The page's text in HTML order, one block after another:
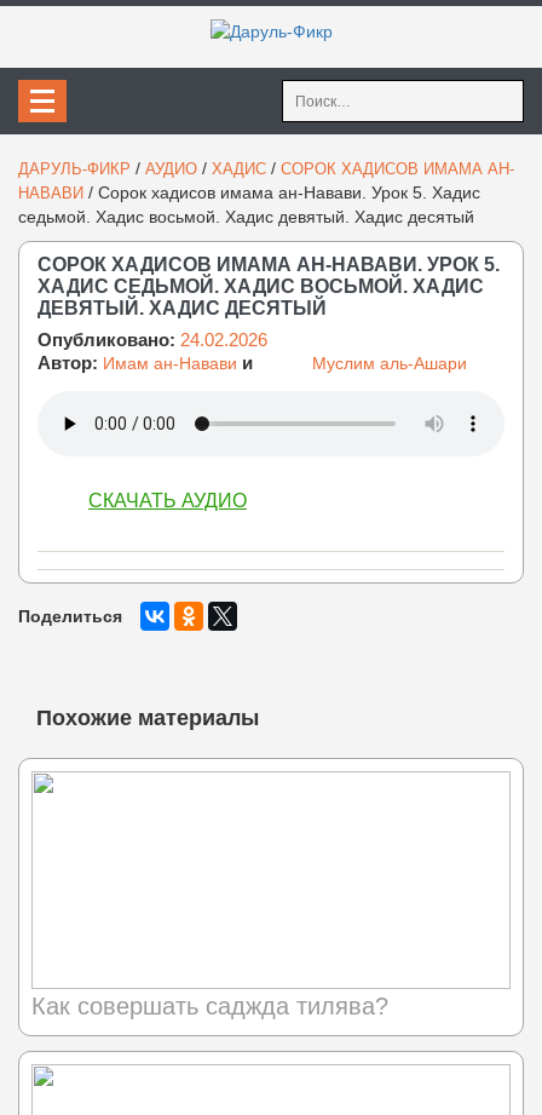
Найти:
ДАРУЛЬ-ФИКР / АУДИО / ХАДИС / СОРОК ХАДИСОВ ИМАМА АН-
НАВАВИ / Сорок хадисов имама ан-Навави. Урок 5. Хадис
седьмой. Хадис восьмой. Хадис девятый. Хадис десятый
СОРОК ХАДИСОВ ИМАМА АН-НАВАВИ. УРОК 5.
ХАДИС СЕДЬМОЙ. ХАДИС ВОСЬМОЙ. ХАДИС
ДЕВЯТЫЙ. ХАДИС ДЕСЯТЫЙ
Опубликовано: 24.02.2026
Автор: Имам ан-Навави и Муслим аль-Ашари
СКАЧАТЬ АУДИО
Поделиться
Похожие материалы
Как совершать саджда тилява?